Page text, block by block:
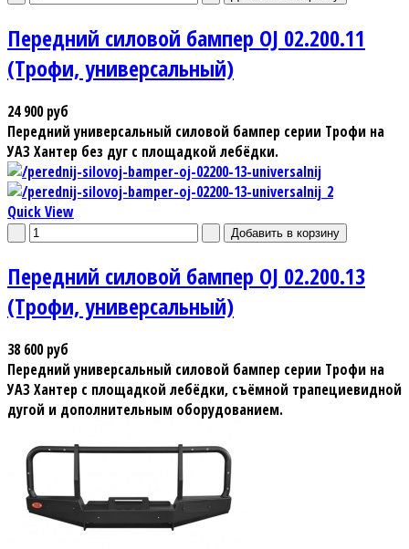
Передний силовой бампер OJ 02.200.11
(Трофи, универсальный)
24 900 руб
Передний универсальный силовой бампер серии Трофи на
УАЗ Хантер без дуг с площадкой лебёдки.
Quick View
Передний силовой бампер OJ 02.200.13
(Трофи, универсальный)
38 600 руб
Передний универсальный силовой бампер серии Трофи на
УАЗ Хантер с площадкой лебёдки, съёмной трапециевидной
дугой и дополнительным оборудованием.